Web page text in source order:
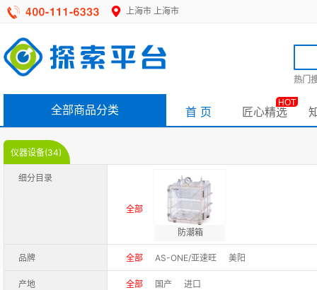
上海市 上海市
热门
全部商品分类 首 页 匠心精选
HOT
仪器设备(34)
细分目录
全部
防潮箱
品牌 全部 AS-ONE/亚速旺 美阳
产地 全部 国产 进口